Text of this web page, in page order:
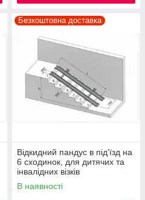
Безкоштовна доставка
Відкидний пандус в під'їзд на
6 сходинок, для дитячих та
інвалідних візків
В наявності